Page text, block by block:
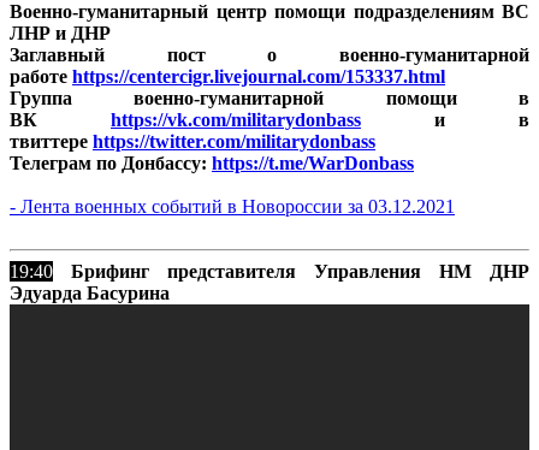
Военно-гуманитарный центр помощи подразделениям ВС
ЛНР и ДНР
Заглавный пост о военно-гуманитарной
работе https://centercigr.livejournal.com/153337.html
Группа военно-гуманитарной помощи в
ВК https://vk.com/militarydonbass и в
твиттере https://twitter.com/militarydonbass
Телеграм по Донбассу: https://t.me/WarDonbass
- Лента военных событий в Новороссии за 03.12.2021
19:40
Брифинг представителя Управления НМ ДНР
Эдуарда Басурина